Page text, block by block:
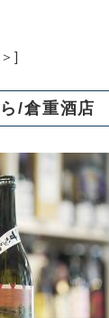
]
/倉重酒店